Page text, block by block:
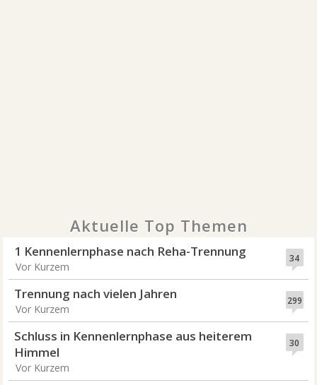
Aktuelle Top Themen
34
1 Kennenlernphase nach Reha-Trennung
Vor Kurzem
299
Trennung nach vielen Jahren
Vor Kurzem
30
Schluss in Kennenlernphase aus heiterem
Himmel
Vor Kurzem